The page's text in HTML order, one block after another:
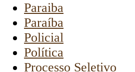
Paraiba
Paraíba
Policial
Política
Processo Seletivo